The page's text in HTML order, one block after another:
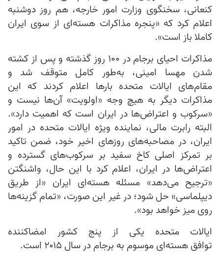
کنعانی، سخنگوی وزارت امور خارجه، هم روز دوشنبه
اعلام کرد که «پنجره مذاکرات هسته‌ای از سوی ایران
کاملا باز است».
مذاکرات احیای برجام در ۱۰۰ روز گذشته و پس از کشته‌
شدن مهسا امینی، به‌طور کامل متوقف شد و
مقام‌های ایالات متحده بارها اعلام کردند که این
مذاکرات دیگر به هیچ وجه «اولویت» آن‌ها نیست و
«سرکوب و اعتراض‌ها در ایران است که اهمیت دارد».
البته رابرت مالی، نماینده ویژه ایالات متحده در امور
ایران، در مصاحبه‌های روزهای اخیر خود، ضمن تاکید
بر تمرکز اصلی کاخ سفید بر سرکوب‌های گسترده و
اعتراض‌ها در ایران، اعلام کرد با این حال، واشنگتن
«ترجیح می‌دهد» مسئله هسته‌ای ایران «از طریق
دیپلماسی» حل شود؛ در غیر این صورت، «تمام گزینه‌ها
روی میز خواهد بود».
ایالات متحده یکی از پنج کشور امضاکننده
توافق هسته‌ای موسوم به برجام در سال ۲۰۱۵ است.